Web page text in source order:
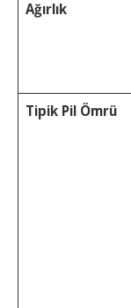
Ağırlık
Tipik Pil Ömrü